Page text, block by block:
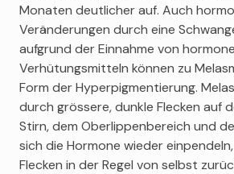
Monaten deutlicher auf. Auch
Veränderungen durch eine
aufgrund der Einnahme von
Verhütungsmitteln können zu
Form der Hyperpigmentierung.
durch grössere, dunkle Flecken auf
Stirn, dem Oberlippenbereich und
sich die Hormone wieder
Flecken in der Regel von selbst